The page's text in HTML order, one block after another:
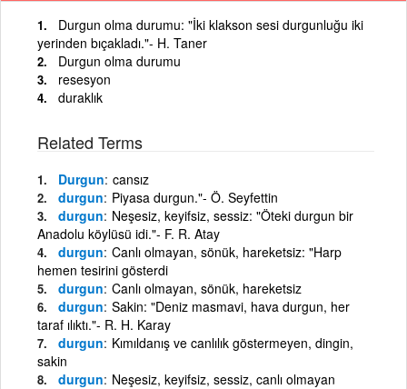
Durgun olma durumu: "İki klakson sesi durgunluğu iki
yerinden bıçakladı."- H. Taner
Durgun olma durumu
resesyon
duraklık
Related Terms
Durgun cansız
durgun Piyasa durgun."- Ö. Seyfettin
durgun Neşesiz, keyifsiz, sessiz: "Öteki durgun bir
Anadolu köylüsü idi."- F. R. Atay
durgun Canlı olmayan, sönük, hareketsiz: "Harp
hemen tesirini gösterdi
durgun Canlı olmayan, sönük, hareketsiz
durgun Sakin: "Deniz masmavi, hava durgun, her
taraf ılıktı."- R. H. Karay
durgun Kımıldanış ve canlılık göstermeyen, dingin,
sakin
durgun Neşesiz, keyifsiz, sessiz, canlı olmayan